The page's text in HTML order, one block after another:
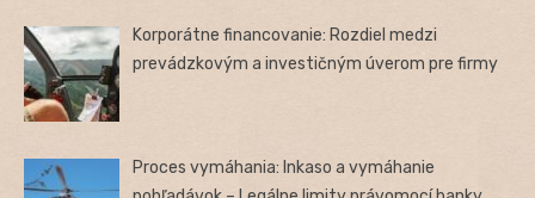
Korporátne financovanie: Rozdiel medzi
prevádzkovým a investičným úverom pre firmy
Proces vymáhania: Inkaso a vymáhanie